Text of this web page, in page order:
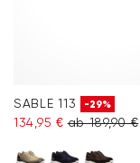
SABLE 113 -29%
134,95 € ab 189,90 €